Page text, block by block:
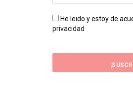
He leido y estoy de
privacidad